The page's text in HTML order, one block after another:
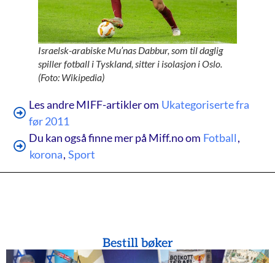
Israelsk-arabiske Mu’nas Dabbur, som til daglig
spiller fotball i Tyskland, sitter i isolasjon i Oslo.
(Foto: Wikipedia)
Les andre MIFF-artikler om Ukategoriserte fra
før 2011
Du kan også finne mer på Miff.no om Fotball,
korona, Sport
Bestill bøker